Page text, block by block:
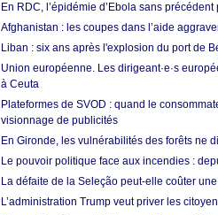
En RDC, l’épidémie d’Ebola sans
Afghanistan : les coupes dans l’aide
Liban : six ans après l'explosion du port de
Union européenne. Les dirigeant·e·s
à Ceuta
Plateformes de SVOD : quand le
visionnage de publicités
En Gironde, les vulnérabilités des forêts ne
Le pouvoir politique face aux incendies :
La défaite de la Seleção peut-elle coûter
L’administration Trump veut priver les